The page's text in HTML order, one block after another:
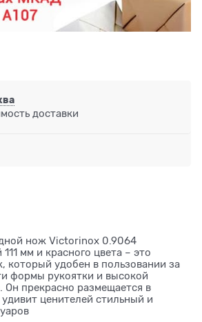
доставки
нож Victorinox 0.9064
мм и красного цвета – это
который удобен в пользовании за
формы рукоятки и высокой
Он прекрасно размещается в
ценителей стильный и